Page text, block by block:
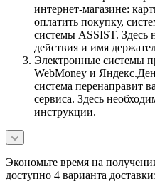
интернет-магазине:
оплатить покупку,
системы ASSIST. Здесь
действия и имя
Электронные системы
WebMoney и
система перенаправит
сервиса. Здесь
инструкции.
Экономьте время на
доступно 4 варианта доставки: